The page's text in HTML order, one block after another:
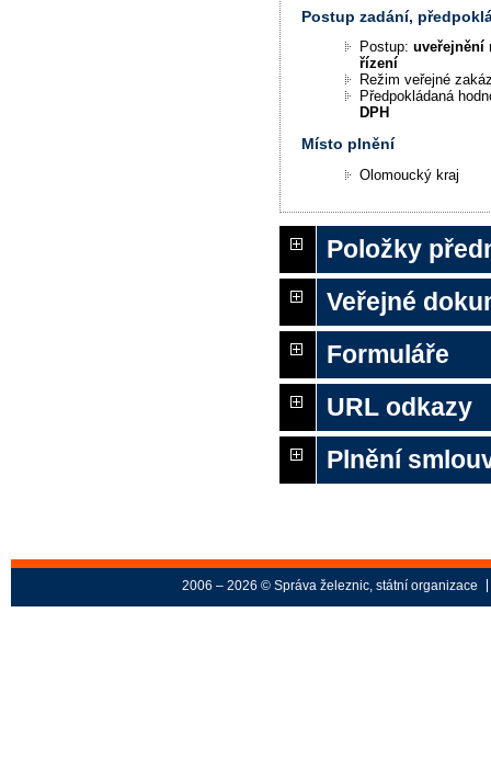
Postup zadání,
Postup:uveřejnění
řízení
Režim veřejné
Předpokládaná
DPH
Místo plnění
Olomoucký kraj
Položky
Veřejné
Formuláře
URL odkazy
Plnění
2006 – 2026 © Správa železnic, státní organizace